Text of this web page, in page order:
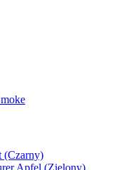
(Czarny)
Apfel (Zielony)